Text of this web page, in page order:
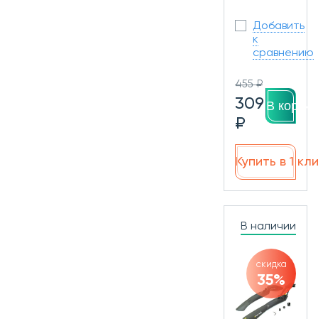
Добавить
к
сравнению
455 ₽
309
₽
В
Купить в 1
В наличии
скидка
35%